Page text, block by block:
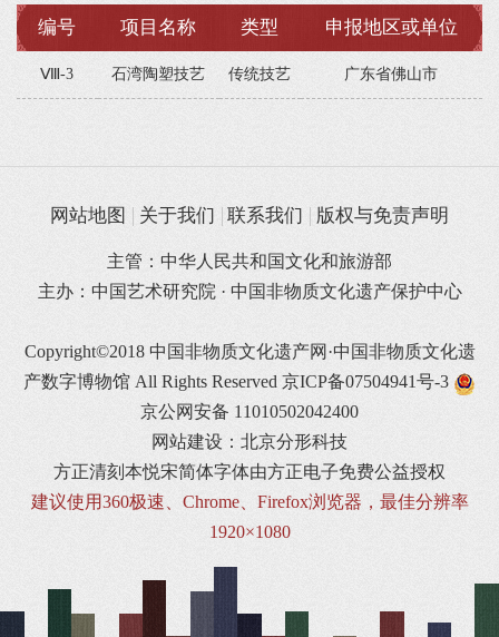
编号 项目名称 类型 申报地区或单位
Ⅷ-3 石湾陶塑技艺 传统技艺 广东省佛山市
网站地图 关于我们 联系我们 版权与免责声明
主管：中华人民共和国文化和旅游部
主办：中国艺术研究院 · 中国非物质文化遗产保护中心
Copyright©2018 中国非物质文化遗产网·中国非物质文化遗
产数字博物馆 All Rights Reserved 京ICP备07504941号-3
京公网安备 11010502042400
网站建设：北京分形科技
方正清刻本悦宋简体字体由方正电子免费公益授权
建议使用360极速、Chrome、Firefox浏览器，最佳分辨率
1920×1080